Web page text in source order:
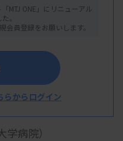
マ選び＆抄録作成のコ
病院）
MTJ ONE」にリニューアル
。
会員登録をお願いします。
らからログイン